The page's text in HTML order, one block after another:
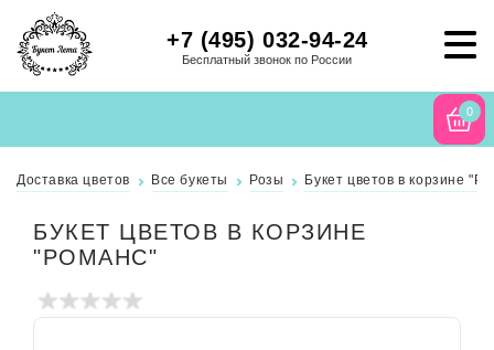
+7 (495) 032-94-24
Бесплатный звонок по России
0
Доставка цветов Все букеты Розы Букет цветов в корзине
БУКЕТ ЦВЕТОВ В КОРЗИНЕ
"РОМАНС"